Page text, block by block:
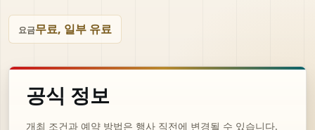
요금무료, 일부 유료
공식 정보
개최 조건과 예약 방법은 행사 직전에 변경될 수 있습니다.